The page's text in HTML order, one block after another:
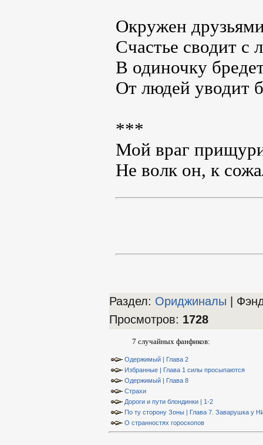
Окружен
Счастье сводит с
В одиночку
От людей уводит
***
Мой враг
Не волк он, к
Раздел: Ориджиналы |
Просмотров: 1728
7 случайных фанфиков:
Одержимый | Глава 2
Избранные | Глава 1 силы просыпаются
Одержимый | Глава 8
Страхи
Дороги и пути блондинки | 1-2
По ту сторону Зоны | Глава 7. Заварушка у
О странностях гороскопов